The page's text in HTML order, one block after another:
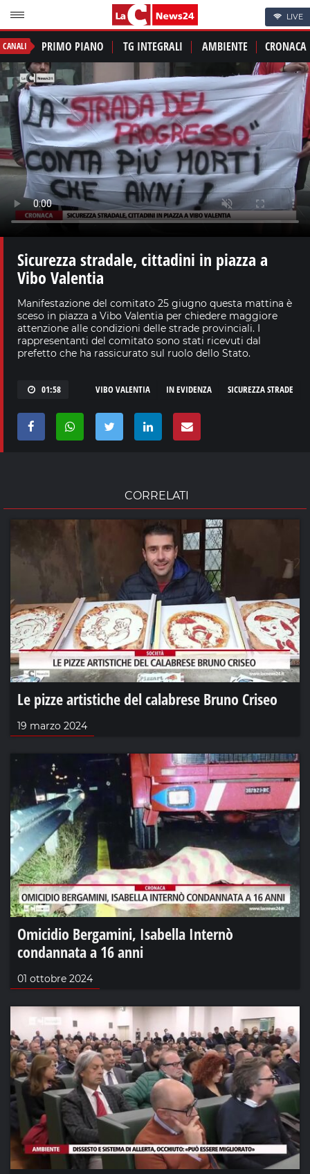
LIVE
CANALI PRIMO PIANO TG INTEGRALI AMBIENTE CRONACA
Sicurezza stradale, cittadini in piazza a
Vibo Valentia
Manifestazione del comitato 25 giugno questa mattina è
sceso in piazza a Vibo Valentia per chiedere maggiore
attenzione alle condizioni delle strade provinciali. I
rappresentanti del comitato sono stati ricevuti dal
prefetto che ha rassicurato sul ruolo dello Stato.
01:58 SICUREZZA STRADE
IN EVIDENZA
VIBO VALENTIA
CORRELATI
Le pizze artistiche del calabrese Bruno Criseo
19 marzo 2024
Omicidio Bergamini, Isabella Internò
condannata a 16 anni
01 ottobre 2024